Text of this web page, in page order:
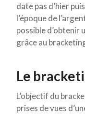
date pas d’hier
l’époque de
possible d’obtenir
grâce au
Le
L’objectif du
prises de vues